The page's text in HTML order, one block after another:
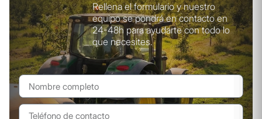
Rellena el formulario y nuestro
equipo se pondrá en contacto en
24-48h para ayudarte con todo lo
que necesites.